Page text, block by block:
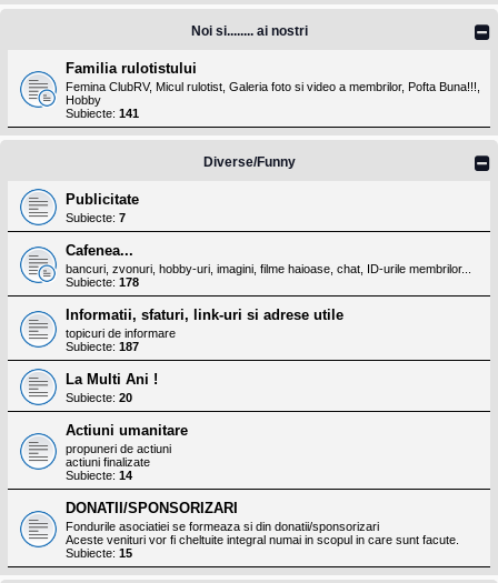
Noi si........ ai nostri
Familia rulotistului
Femina ClubRV, Micul rulotist, Galeria foto si video a membrilor, Pofta Buna!!!,
Hobby
Subiecte: 141
Diverse/Funny
Publicitate
Subiecte: 7
Cafenea...
bancuri, zvonuri, hobby-uri, imagini, filme haioase, chat, ID-urile membrilor...
Subiecte: 178
Informatii, sfaturi, link-uri si adrese utile
topicuri de informare
Subiecte: 187
La Multi Ani !
Subiecte: 20
Actiuni umanitare
propuneri de actiuni
actiuni finalizate
Subiecte: 14
DONATII/SPONSORIZARI
Fondurile asociatiei se formeaza si din donatii/sponsorizari
Aceste venituri vor fi cheltuite integral numai in scopul in care sunt facute.
Subiecte: 15